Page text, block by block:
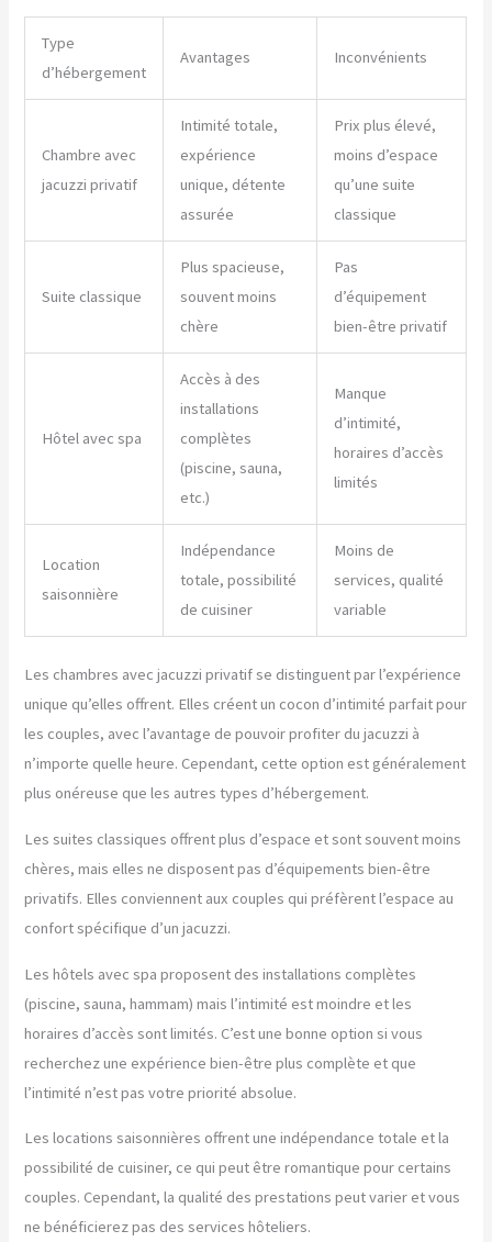
Type
d’hébergement
Avantages Inconvénients
Chambre avec
jacuzzi privatif
Intimité totale,
expérience
unique, détente
assurée
Prix plus élevé,
moins d’espace
qu’une suite
classique
Suite classique
Plus spacieuse,
souvent moins
chère
Pas
d’équipement
bien-être privatif
Hôtel avec spa
Accès à des
installations
complètes
(piscine, sauna,
etc.)
Manque
d’intimité,
horaires d’accès
limités
Location
saisonnière
Indépendance
totale, possibilité
de cuisiner
Moins de
services, qualité
variable
Les chambres avec jacuzzi privatif se distinguent par l’expérience
unique qu’elles offrent. Elles créent un cocon d’intimité parfait pour
les couples, avec l’avantage de pouvoir profiter du jacuzzi à
n’importe quelle heure. Cependant, cette option est généralement
plus onéreuse que les autres types d’hébergement.
Les suites classiques offrent plus d’espace et sont souvent moins
chères, mais elles ne disposent pas d’équipements bien-être
privatifs. Elles conviennent aux couples qui préfèrent l’espace au
confort spécifique d’un jacuzzi.
Les hôtels avec spa proposent des installations complètes
(piscine, sauna, hammam) mais l’intimité est moindre et les
horaires d’accès sont limités. C’est une bonne option si vous
recherchez une expérience bien-être plus complète et que
l’intimité n’est pas votre priorité absolue.
Les locations saisonnières offrent une indépendance totale et la
possibilité de cuisiner, ce qui peut être romantique pour certains
couples. Cependant, la qualité des prestations peut varier et vous
ne bénéficierez pas des services hôteliers.